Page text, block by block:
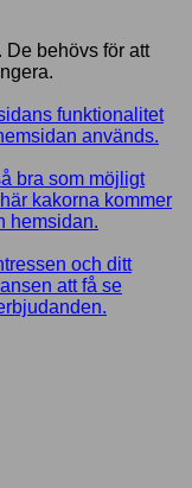
De behövs för att
funktionalitet
används.
bra som möjligt
kakorna kommer
hemsidan.
och ditt
att få se